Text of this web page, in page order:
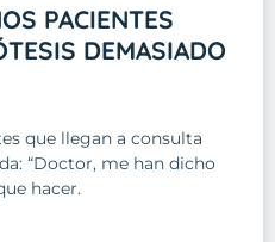
PACIENTES
DEMASIADO
que llegan a consulta
“Doctor, me han dicho
hacer.